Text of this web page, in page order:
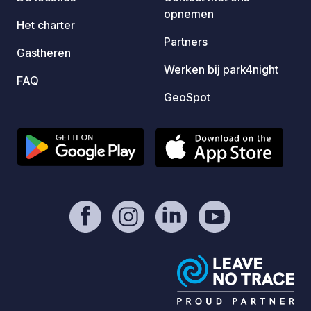
Het charter
Gastheren
FAQ
opnemen
Partners
Werken bij park4night
GeoSpot